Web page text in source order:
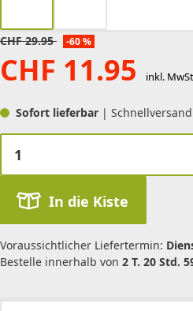
CHF 29.95 -60 %
CHF 11.95 inkl.
Sofort lieferbar | Schnellversand
In die Kiste
Voraussichtlicher Liefertermin:
Bestelle innerhalb von 2 T. 20 Std.